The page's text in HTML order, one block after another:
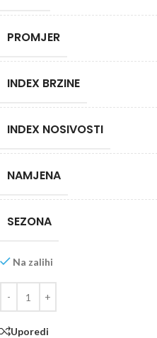
PROMJER
INDEX BRZINE
INDEX NOSIVOSTI
NAMJENA
SEZONA
Na zalihi
Uporedi